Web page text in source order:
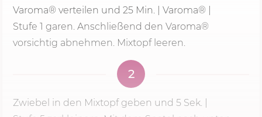
Varoma® verteilen und 25 Min. | Varoma® |
Stufe 1 garen. Anschließend den Varoma®
vorsichtig abnehmen. Mixtopf leeren.
2
Zwiebel in den Mixtopf geben und 5 Sek.